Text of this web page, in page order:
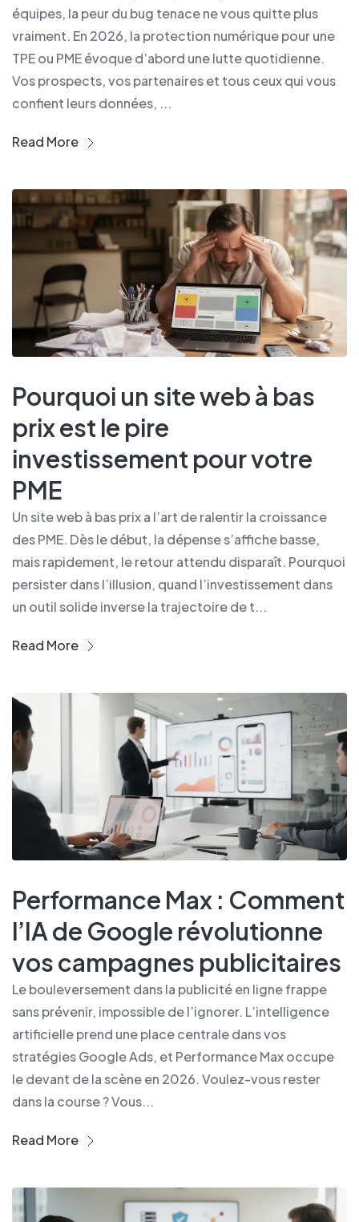
équipes, la peur du bug tenace ne vous quitte plus
vraiment. En 2026, la protection numérique pour une
TPE ou PME évoque d’abord une lutte quotidienne.
Vos prospects, vos partenaires et tous ceux qui vous
confient leurs données, ...
Read More
Pourquoi un site web à bas
prix est le pire
investissement pour votre
PME
Un site web à bas prix a l’art de ralentir la croissance
des PME. Dès le début, la dépense s’affiche basse,
mais rapidement, le retour attendu disparaît. Pourquoi
persister dans l’illusion, quand l’investissement dans
un outil solide inverse la trajectoire de t...
Read More
Performance Max : Comment
l’IA de Google révolutionne
vos campagnes publicitaires
Le bouleversement dans la publicité en ligne frappe
sans prévenir, impossible de l’ignorer. L’intelligence
artificielle prend une place centrale dans vos
stratégies Google Ads, et Performance Max occupe
le devant de la scène en 2026. Voulez-vous rester
dans la course ? Vous...
Read More